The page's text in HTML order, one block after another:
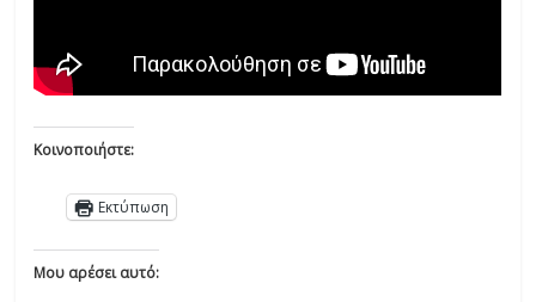
Κοινοποιήστε:
Εκτύπωση
Μου αρέσει αυτό: